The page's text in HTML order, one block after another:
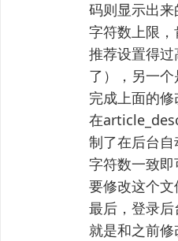
码则显示出
字符数上限，
推荐设置得
了），另一个
完成上面的
在
制了在后台自
字符数一致
要修改这个文
最后，登录
就是和之前修